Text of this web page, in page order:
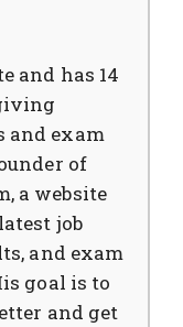
and has 14
and exam
of
a website
job
and exam
goal is to
and get